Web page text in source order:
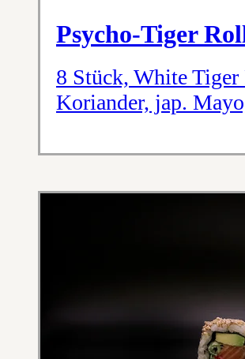
Psycho-Tiger
8 Stück, White
Koriander, jap.